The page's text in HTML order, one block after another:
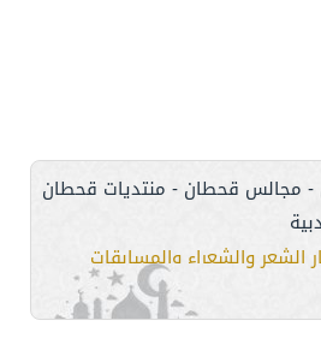
مجالس قحطان - منتديات قحطان
الشعر والشعراء والمسابقات